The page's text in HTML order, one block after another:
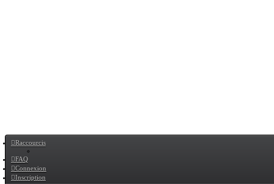
Raccourcis
FAQ
Connexion
Inscription